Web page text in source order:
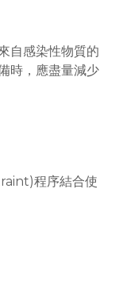
自感染性物質的
時，應盡量減少
程序結合使